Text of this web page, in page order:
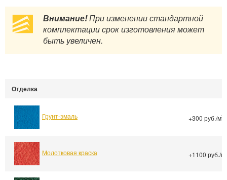
Внимание!При изменении стандартной
комплектации срок изготовления может
быть увеличен.
Отделка
Грунт-эмаль +300 руб./м2
Молотковая краска +1100 руб./м